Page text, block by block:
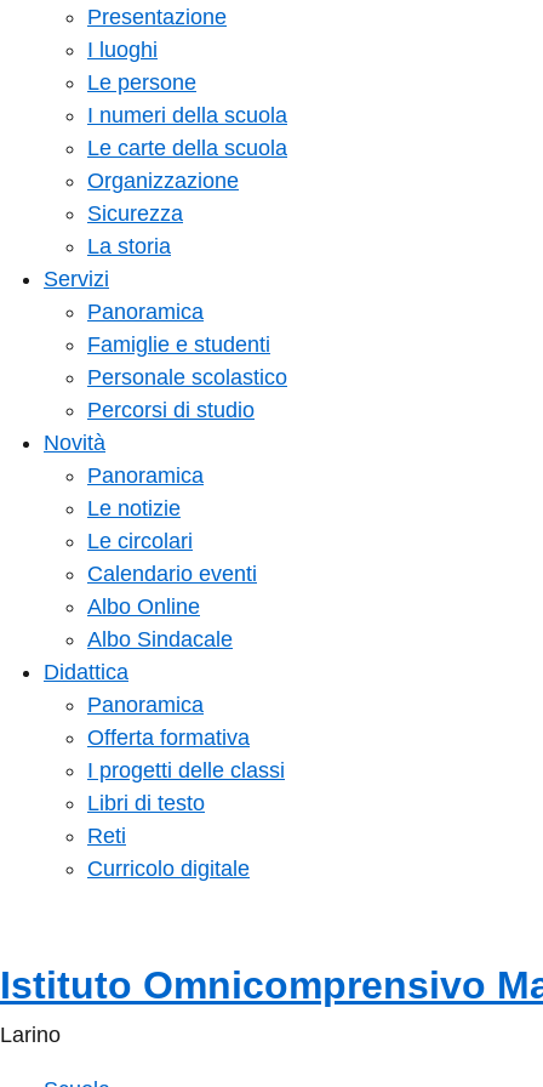
Presentazione
I luoghi
Le persone
I numeri della scuola
Le carte della scuola
Organizzazione
Sicurezza
La storia
Servizi
Panoramica
Famiglie e studenti
Personale scolastico
Percorsi di studio
Novità
Panoramica
Le notizie
Le circolari
Calendario eventi
Albo Online
Albo Sindacale
Didattica
Panoramica
Offerta formativa
I progetti delle classi
Libri di testo
Reti
Curricolo digitale
Istituto Omnicomprensivo
Larino